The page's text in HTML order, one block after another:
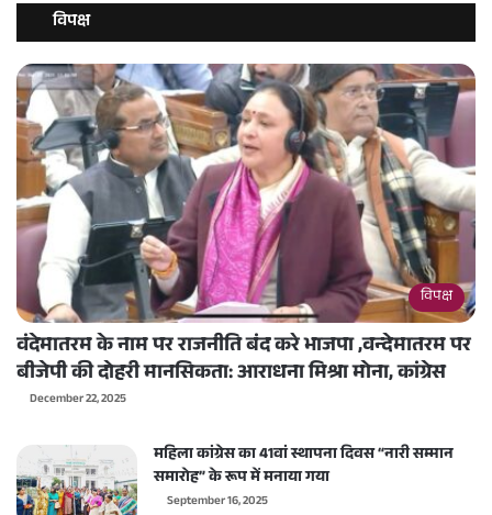
विपक्ष
विपक्ष
वंदेमातरम के नाम पर राजनीति बंद करे भाजपा ,वन्देमातरम पर
बीजेपी की दोहरी मानसिकता: आराधना मिश्रा मोना, कांग्रेस
December 22, 2025
महिला कांग्रेस का 41वां स्थापना दिवस “नारी सम्मान
समारोह” के रूप में मनाया गया
September 16, 2025